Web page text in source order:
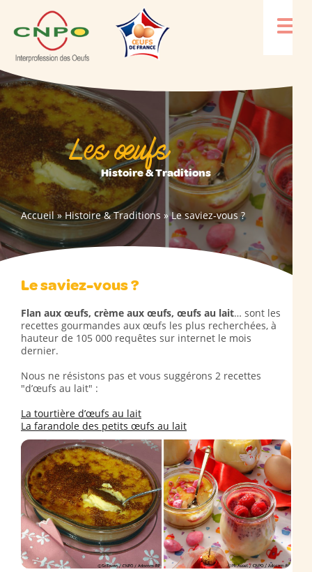
Les œufs
Histoire & Traditions
Accueil» Histoire & Traditions »Le saviez-vous ?
Le saviez-vous ?
Flan aux œufs, crème aux œufs, œufs au lait… sont les
recettes gourmandes aux œufs les plus recherchées, à
hauteur de 105 000 requêtes sur internet le mois
dernier.
Nous ne résistons pas et vous suggérons 2 recettes
"d’œufs au lait" :
La tourtière d’œufs au lait
La farandole des petits œufs au lait